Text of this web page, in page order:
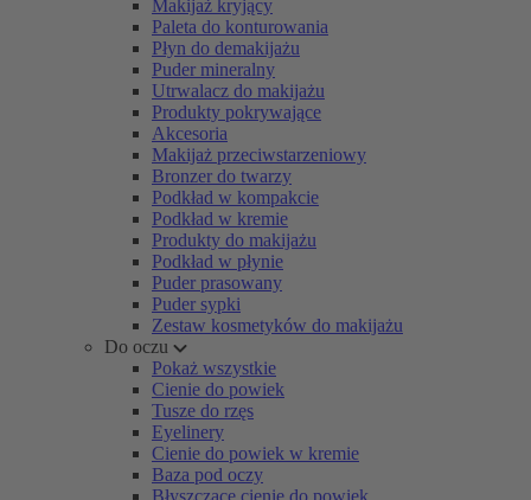
Makijaż kryjący
Paleta do konturowania
Płyn do demakijażu
Puder mineralny
Utrwalacz do makijażu
Produkty pokrywające
Akcesoria
Makijaż przeciwstarzeniowy
Bronzer do twarzy
Podkład w kompakcie
Podkład w kremie
Produkty do makijażu
Podkład w płynie
Puder prasowany
Puder sypki
Zestaw kosmetyków do makijażu
Do oczu
Pokaż wszystkie
Cienie do powiek
Tusze do rzęs
Eyelinery
Cienie do powiek w kremie
Baza pod oczy
Błyszczące cienie do powiek